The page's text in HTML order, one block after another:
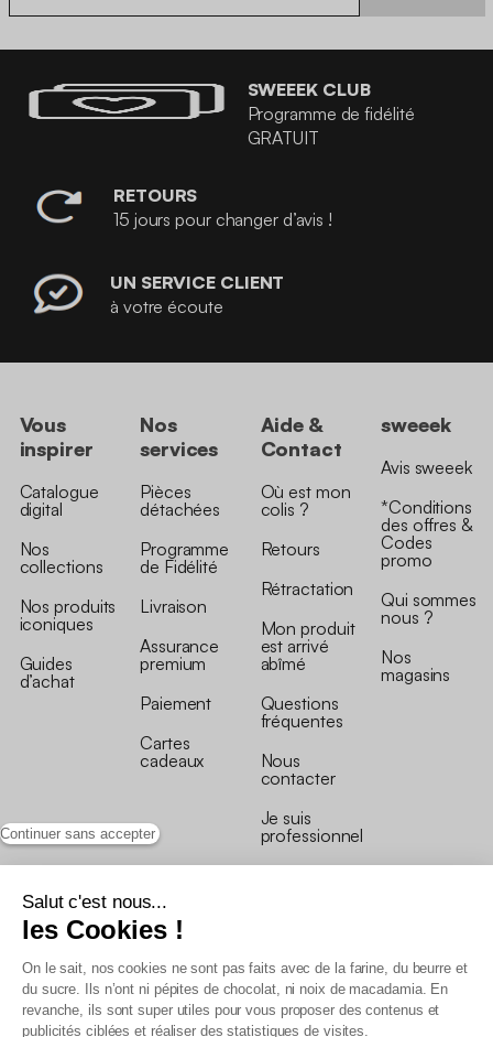
Continuer sans accepter
Salut c'est nous...
les Cookies !
On le sait, nos cookies ne sont pas faits avec de la farine, du beurre et
du sucre. Ils n’ont ni pépites de chocolat, ni noix de macadamia. En
revanche, ils sont super utiles pour vous proposer des contenus et
publicités ciblées et réaliser des statistiques de visites.
SWEEEK CLUB
Programme de fidélité
GRATUIT
RETOURS
15 jours pour changer d’avis !
UN SERVICE CLIENT
à votre écoute
Vous
inspirer
Catalogue
digital
Nos
collections
Nos produits
iconiques
Guides
d’achat
Nos
services
Pièces
détachées
Programme
de Fidélité
Livraison
Assurance
premium
Paiement
Cartes
cadeaux
Aide &
Contact
Où est mon
colis ?
Retours
Rétractation
Mon produit
est arrivé
abîmé
Questions
fréquentes
Nous
contacter
Je suis
professionnel
sweeek
Avis sweeek
*Conditions
des offres &
Codes
promo
Qui sommes
nous ?
Nos
magasins
Conditions générales de vente
Conditions générales du programme de fidélité
Charte de données personnelles